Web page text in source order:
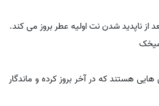
میخک
هستند که در آخر بروز کرده و ماندگار